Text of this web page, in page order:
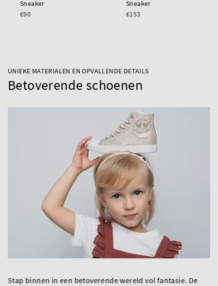
Sneaker
€90
Sneaker
€153
UNIEKE MATERIALEN EN OPVALLENDE DETAILS
Betoverende schoenen
Stap binnen in een betoverende wereld vol fantasie. De